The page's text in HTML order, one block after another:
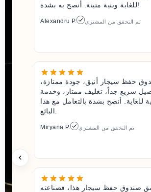
للغاية وبنية متينة. أنصح به بشدة!
Alexandru P. تم التحقق من المشتري
حفظ سيجار أنيق، جودة ممتازة،
سريع جداً، تغليف ممتاز، وخدمة
للغاية. أنصح بشدة بالتعامل مع هذا
Miryana P. تم التحقق من المشتري
صندوق حفظ سيجار هذا، فصناعته